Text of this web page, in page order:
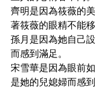
齊明是因為筱薇的
著筱薇的眼精不能移
孫月是因為她自己
而感到滿足。
宋雪華是因為眼前
是她的兒媳婦而感到